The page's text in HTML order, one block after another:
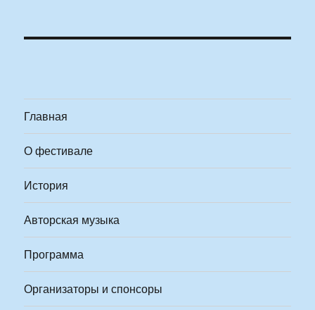
Главная
О фестивале
История
Авторская музыка
Программа
Организаторы и спонсоры